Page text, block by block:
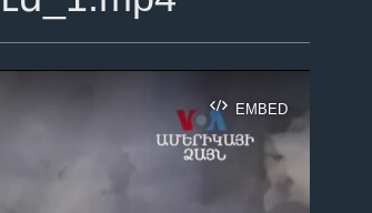
EMBED